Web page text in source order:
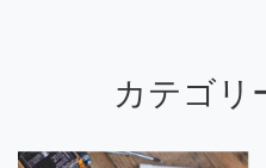
カテゴリ